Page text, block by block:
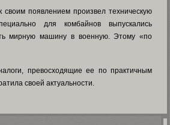
появлением произвел техническую
для комбайнов выпускались
мирную машину в военную. Этому «по
превосходящие ее по практичным
своей актуальности.